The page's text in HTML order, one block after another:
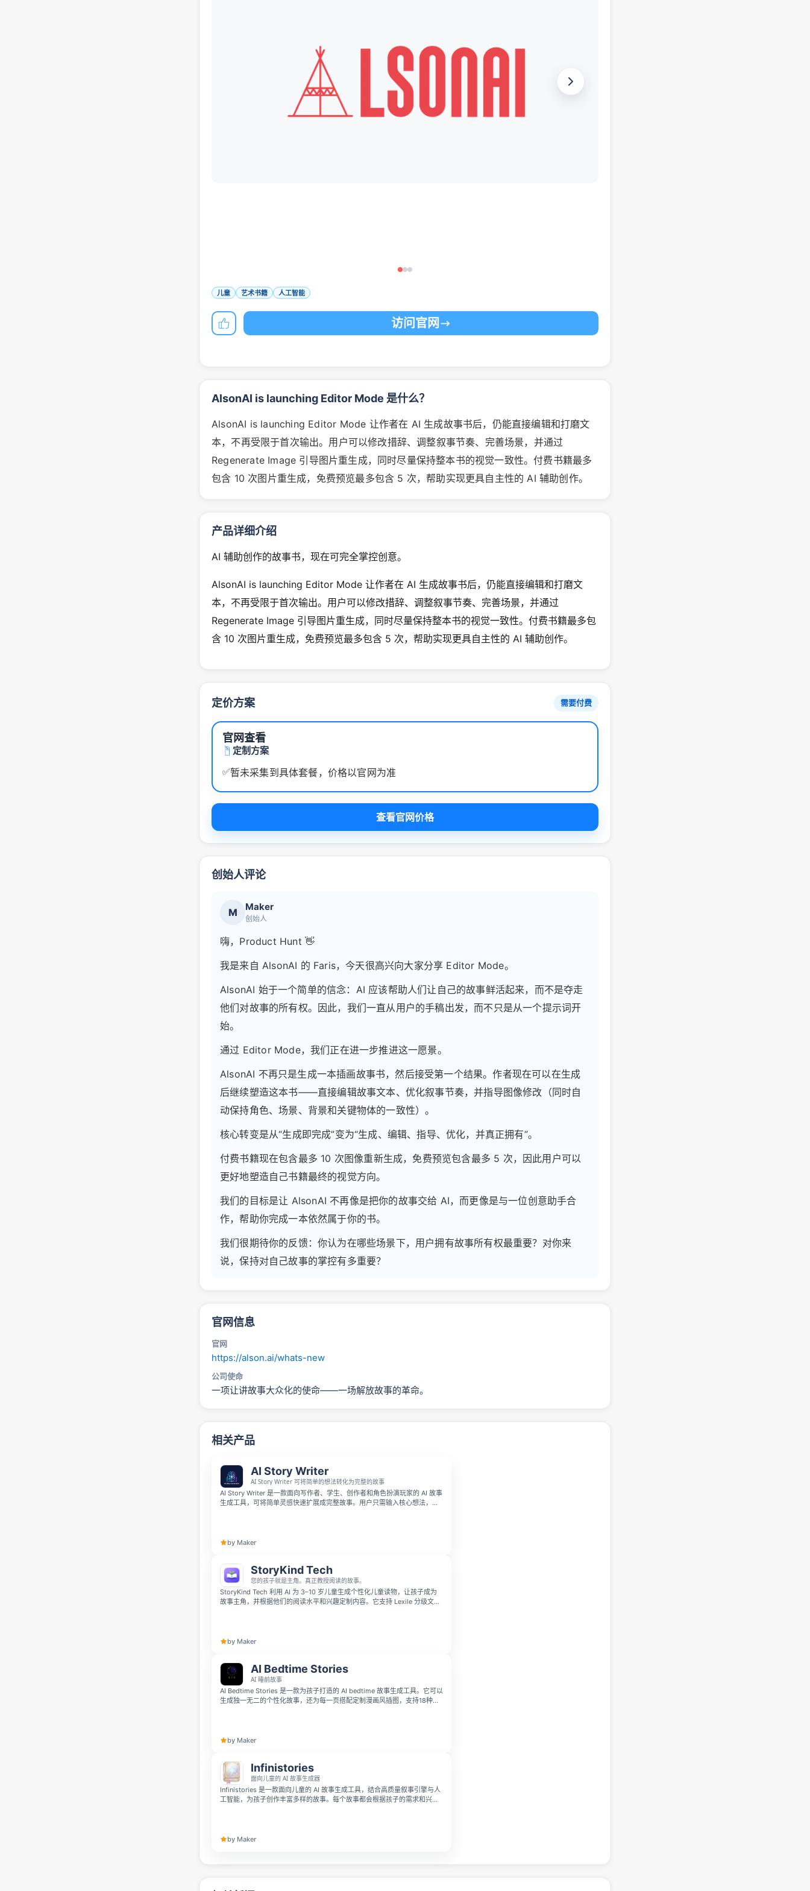
儿童 艺术书籍 人工智能
访问官网
AlsonAI is launching Editor Mode 是什么？
AlsonAI is launching Editor Mode 让作者在 AI 生成故事书后，仍能直接编辑和打磨文
本，不再受限于首次输出。用户可以修改措辞、调整叙事节奏、完善场景，并通过
Regenerate Image 引导图片重生成，同时尽量保持整本书的视觉一致性。付费书籍最多
包含 10 次图片重生成，免费预览最多包含 5 次，帮助实现更具自主性的 AI 辅助创作。
产品详细介绍
AI 辅助创作的故事书，现在可完全掌控创意。
AlsonAI is launching Editor Mode 让作者在 AI 生成故事书后，仍能直接编辑和打磨文
本，不再受限于首次输出。用户可以修改措辞、调整叙事节奏、完善场景，并通过
Regenerate Image 引导图片重生成，同时尽量保持整本书的视觉一致性。付费书籍最多包
含 10 次图片重生成，免费预览最多包含 5 次，帮助实现更具自主性的 AI 辅助创作。
定价方案 需要付费
官网查看
定制方案
✅暂未采集到具体套餐，价格以官网为准
查看官网价格
创始人评论
M Maker
创始人
嗨，Product Hunt 👋
我是来自 AlsonAI 的 Faris，今天很高兴向大家分享 Editor Mode。
AlsonAI 始于一个简单的信念：AI 应该帮助人们让自己的故事鲜活起来，而不是夺走
他们对故事的所有权。因此，我们一直从用户的手稿出发，而不只是从一个提示词开
始。
通过 Editor Mode，我们正在进一步推进这一愿景。
AlsonAI 不再只是生成一本插画故事书，然后接受第一个结果。作者现在可以在生成
后继续塑造这本书——直接编辑故事文本、优化叙事节奏，并指导图像修改（同时自
动保持角色、场景、背景和关键物体的一致性）。
核心转变是从“生成即完成”变为“生成、编辑、指导、优化，并真正拥有”。
付费书籍现在包含最多 10 次图像重新生成，免费预览包含最多 5 次，因此用户可以
更好地塑造自己书籍最终的视觉方向。
我们的目标是让 AlsonAI 不再像是把你的故事交给 AI，而更像是与一位创意助手合
作，帮助你完成一本依然属于你的书。
我们很期待你的反馈：你认为在哪些场景下，用户拥有故事所有权最重要？对你来
说，保持对自己故事的掌控有多重要？
官网信息
官网
https://alson.ai/whats-new
公司使命
一项让讲故事大众化的使命——一场解放故事的革命。
相关产品
AI Story Writer
AI Story Writer 可将简单的想法转化为完整的故事
AI Story Writer 是一款面向写作者、学生、创作者和角色扮演玩家的 AI 故事
生成工具，可将简单灵感快速扩展成完整故事。用户只需输入核心想法，选
by Maker
StoryKind Tech
您的孩子就是主角。真正教授阅读的故事。
StoryKind Tech 利用 AI 为 3–10 岁儿童生成个性化儿童读物，让孩子成为
故事主角，并根据他们的阅读水平和兴趣定制内容。它支持 Lexile 分级文
by Maker
AI Bedtime Stories
AI 睡前故事
AI Bedtime Stories 是一款为孩子打造的 AI bedtime 故事生成工具。它可以
生成独一无二的个性化故事，还为每一页搭配定制漫画风插图，支持18种语
by Maker
Infinistories
面向儿童的 AI 故事生成器
Infinistories 是一款面向儿童的 AI 故事生成工具，结合高质量叙事引擎与人
工智能，为孩子创作丰富多样的故事。每个故事都会根据孩子的需求和兴趣
by Maker